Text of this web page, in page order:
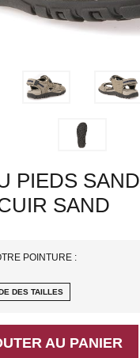
PIEDS
SAND
POINTURE :
DES TAILLES
AU PANIER